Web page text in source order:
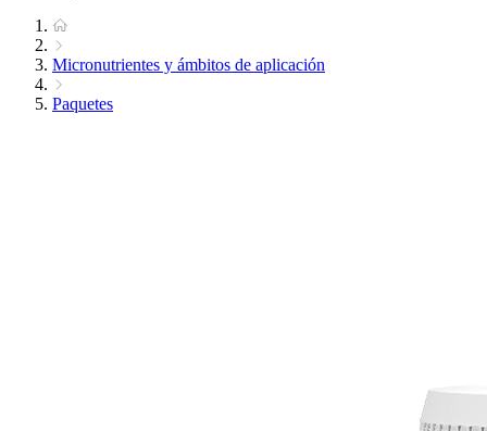
Micronutrientes y ámbitos de aplicación
Paquetes